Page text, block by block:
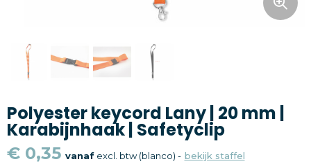
Kantoorartikelen
Gadgets
Textiel
Polyester keycord Lany | 20 mm |
Karabijnhaak | Safetyclip
€ 0,35 vanafexcl. btw (blanco) - bekijk staffel